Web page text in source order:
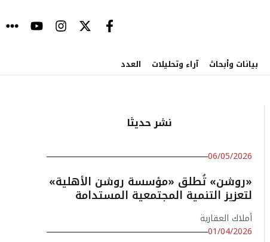
بيانات وأبحاث آراء وتحليلات العدد
نشر حديثا
06/05/2026
«روشن» تُطلق «مؤسسة روشن الأهلية»
لتعزيز التنمية المجتمعية المستدامة
أملاك العقارية
01/04/2026